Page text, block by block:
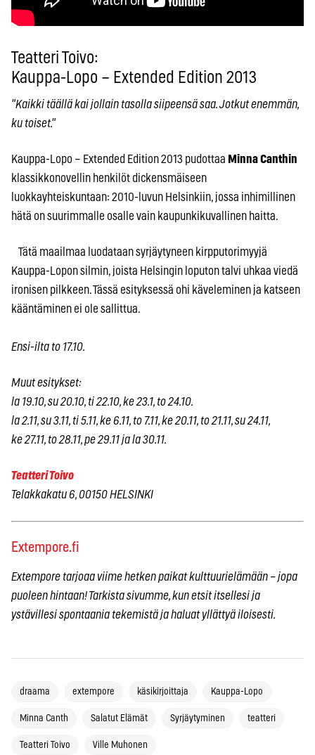
Teatteri Toivo:
Kauppa-Lopo – Extended Edition 2013
"Kaikki täällä kai jollain tasolla siipeensä saa. Jotkut enemmän,
ku toiset."
Kauppa-Lopo – Extended Edition 2013 pudottaa Minna Canthin
klassikkonovellin henkilöt dickensmäiseen
luokkayhteiskuntaan: 2010-luvun Helsinkiin, jossa inhimillinen
hätä on suurimmalle osalle vain kaupunkikuvallinen haitta.
Tätä maailmaa luodataan syrjäytyneen kirpputorimyyjä
Kauppa-Lopon silmin, joista Helsingin loputon talvi uhkaa viedä
ironisen pilkkeen. Tässä esityksessä ohi käveleminen ja katseen
kääntäminen ei ole sallittua.
Ensi-ilta to 17.10.
Muut esitykset:
la 19.10, su 20.10, ti 22.10, ke 23.1, to 24.10.
la 2.11, su 3.11, ti 5.11, ke 6.11, to 7.11, ke 20.11, to 21.11, su 24.11,
ke 27.11, to 28.11, pe 29.11 ja la 30.11.
Teatteri Toivo
Telakkakatu 6, 00150 HELSINKI
Extempore.fi
Extempore tarjoaa viime hetken paikat kulttuurielämään – jopa
puoleen hintaan! Tarkista sivumme, kun etsit itsellesi ja
ystävillesi spontaania tekemistä ja haluat yllättyä iloisesti.
draama extempore käsikirjoittaja Kauppa-Lopo
Minna Canth Salatut Elämät Syrjäytyminen teatteri
Teatteri Toivo Ville Muhonen